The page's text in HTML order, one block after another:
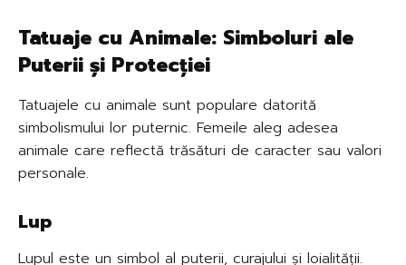
Tatuaje cu Animale: Simboluri ale
Puterii și Protecției
Tatuajele cu animale sunt populare datorită
simbolismului lor puternic. Femeile aleg adesea
animale care reflectă trăsături de caracter sau valori
personale.
Lup
Lupul este un simbol al puterii, curajului și loialității.